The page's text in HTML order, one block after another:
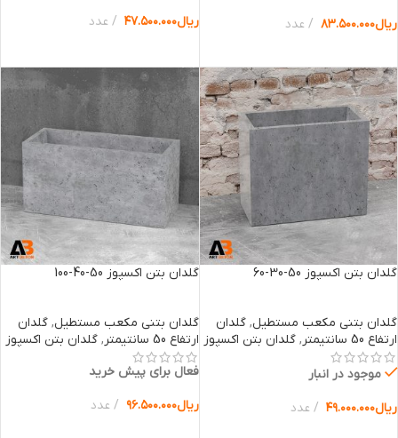
ریال۸۳.۵۰۰.۰۰۰ عدد
ریال۴۷.۵۰۰.۰۰۰ عدد
گلدان بتن اکسپوز 50-30-60
گلدان بتنی مکعب مستطیل, گلدان
ارتفاع 50 سانتیمتر
, گلدان بتن اکسپوز
موجود در انبار
ریال۴۹.۰۰۰.۰۰۰ عدد
گلدان بتن اکسپوز 50-40-100
گلدان بتنی مکعب مستطیل, گلدان
ارتفاع 50 سانتیمتر
, گلدان بتن اکسپوز
فعال برای پیش خرید
ریال۹۶.۵۰۰.۰۰۰ عدد